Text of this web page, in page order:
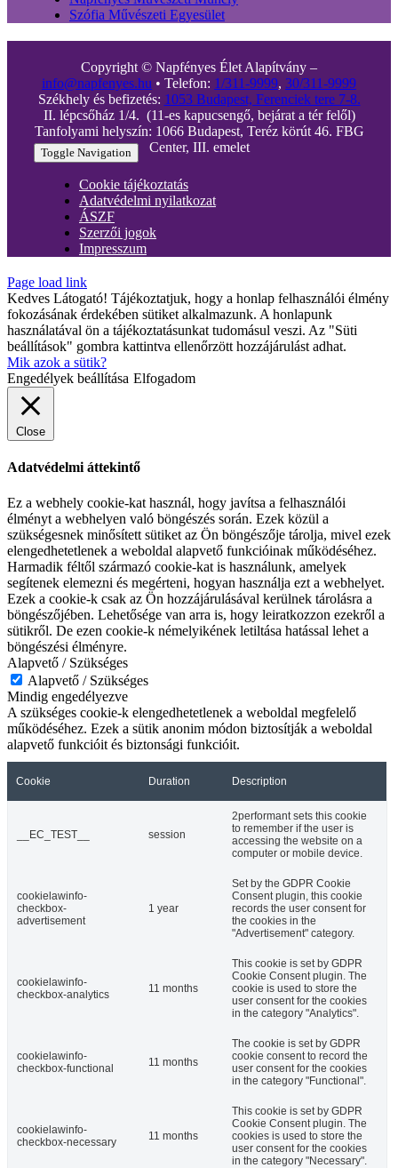
Szófia Művészeti Egyesület
Copyright © Napfényes Élet Alapítvány –
info@napfenyes.hu • Telefon: 1/311-9999, 30/311-9999
Székhely és befizetés: 1053 Budapest, Ferenciek tere 7-8.
II. lépcsőház 1/4. (11-es kapucsengő, bejárat a tér felől)
Tanfolyami helyszín: 1066 Budapest, Teréz körút 46. FBG
Center, III. emelet
Toggle Navigation
Cookie tájékoztatás
Adatvédelmi nyilatkozat
ÁSZF
Szerzői jogok
Impresszum
Page load link
Kedves Látogató! Tájékoztatjuk, hogy a honlap felhasználói élmény
fokozásának érdekében sütiket alkalmazunk. A honlapunk
használatával ön a tájékoztatásunkat tudomásul veszi. Az "Süti
beállítások" gombra kattintva ellenőrzött hozzájárulást adhat.
Mik azok a sütik?
Engedélyek beállítása Elfogadom
Close
Adatvédelmi áttekintő
Ez a webhely cookie-kat használ, hogy javítsa a felhasználói
élményt a webhelyen való böngészés során. Ezek közül a
szükségesnek minősített sütiket az Ön böngészője tárolja, mivel ezek
elengedhetetlenek a weboldal alapvető funkcióinak működéséhez.
Harmadik féltől származó cookie-kat is használunk, amelyek
segítenek elemezni és megérteni, hogyan használja ezt a webhelyet.
Ezek a cookie-k csak az Ön hozzájárulásával kerülnek tárolásra a
böngészőjében. Lehetősége van arra is, hogy leiratkozzon ezekről a
sütikről. De ezen cookie-k némelyikének letiltása hatással lehet a
böngészési élményre.
Alapvető / Szükséges
Alapvető / Szükséges
Mindig engedélyezve
A szükséges cookie-k elengedhetetlenek a weboldal megfelelő
működéséhez. Ezek a sütik anonim módon biztosítják a weboldal
alapvető funkcióit és biztonsági funkcióit.
Cookie Duration Description
__EC_TEST__ session
2performant sets this cookie
to remember if the user is
accessing the website on a
computer or mobile device.
cookielawinfo-
checkbox-
advertisement
1 year
Set by the GDPR Cookie
Consent plugin, this cookie
records the user consent for
the cookies in the
"Advertisement" category.
cookielawinfo-
checkbox-analytics
11 months
This cookie is set by GDPR
Cookie Consent plugin. The
cookie is used to store the
user consent for the cookies
in the category "Analytics".
cookielawinfo-
checkbox-functional
11 months
The cookie is set by GDPR
cookie consent to record the
user consent for the cookies
in the category "Functional".
cookielawinfo-
checkbox-necessary
11 months
This cookie is set by GDPR
Cookie Consent plugin. The
cookies is used to store the
user consent for the cookies
in the category "Necessary".